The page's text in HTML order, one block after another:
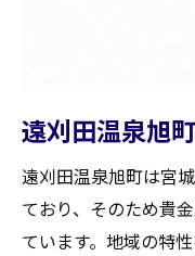
遠刈田温泉旭
遠刈田温泉旭町は宮
ており、そのため貴
ています。地域の特